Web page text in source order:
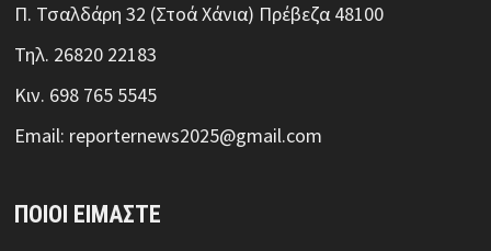
Π. Τσαλδάρη 32 (Στοά Χάνια) Πρέβεζα 48100
Τηλ. 26820 22183
Κιν. 698 765 5545
Email: reporternews2025@gmail.com
ΠΟΙΟΙ ΕΙΜΑΣΤΕ